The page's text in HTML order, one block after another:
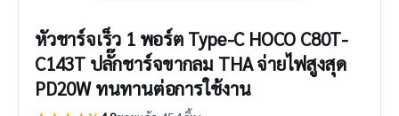
หัวชาร์จเร็ว 1 พอร์ต Type-C HOCO C80T-
C143T ปลั๊กชาร์จขากลม THA จ่ายไฟสูงสุด
PD20W ทนทานต่อการใช้งาน